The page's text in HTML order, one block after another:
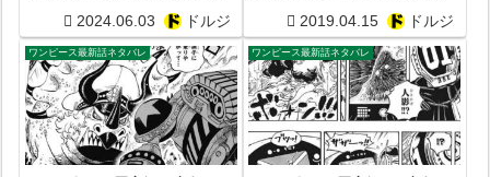
2024.06.03 ドルジ 2019.04.15 ドルジ
ワンピース最新話ネタバレ ワンピース最新話ネタバレ